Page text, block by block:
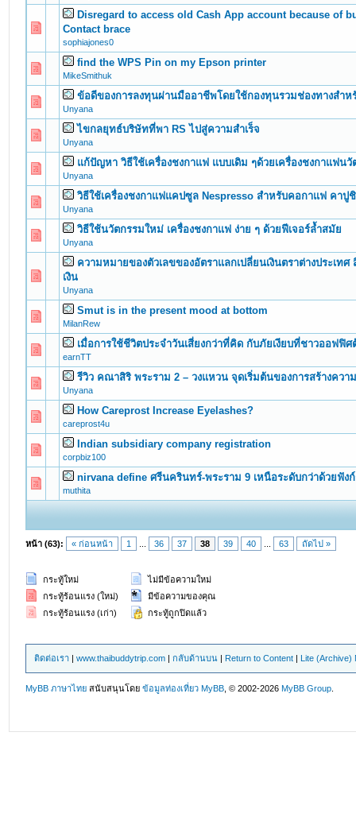
Disregard to access old Cash App account because of
Contact brace
sophiajones0
0 Vote(s) - 0 out of 5 in Average
find the WPS Pin on my Epson printer
MikeSmithuk
0 Vote(s) - 0 out of 5 in Average
12345
ข้อดีของการลงทุนผ่านมืออาชีพโดยใช้กองทุนรวมช่องทางสำห
Unyana
0 Vote(s) - 0 out of 5 in Average
123 45
ไขกลยุทธ์บริษัทที่พา RS ไปสู่ความสำเร็จ
Unyana
0 Vote(s) - 0 out of 5 in Average
123 45
แก้ปัญหา วิธีใช้เครื่องชงกาแฟ แบบเดิม ๆด้วยเครื่องชงกาแฟน
Unyana
0 Vote(s) - 0 out of 5 in Average
1234 5
วิธีใช้เครื่องชงกาแฟแคปซูล Nespresso สำหรับคอกาแฟ คาปู
Unyana
0 Vote(s) - 0 out of 5 in Average
12345
วิธีใช้นวัตกรรมใหม่ เครื่องชงกาแฟ ง่าย ๆ ด้วยฟีเจอร์ล้ำสมัย
Unyana
0 Vote(s) - 0 out of 5 in Average
123 45
ความหมายของตัวเลขของอัตราแลกเปลี่ยนเงินตราต่างประเท
เงิน
Unyana
0 Vote(s) - 0 out of 5 in Average
Smut is in the present mood at bottom
MilanRew
0 Vote(s) - 0 out of 5 in Average
12345
เมื่อการใช้ชีวิตประจำวันเสี่ยงกว่าที่คิด กับภัยเงียบที่ชาวออฟฟิศ
earnTT
0 Vote(s) - 0 out of 5 in Average
123 4 5
รีวิว คณาสิริ พระราม 2 – วงแหวน จุดเริ่มต้นของการสร้างคว
Unyana
0 Vote(s) - 0 out of 5 in Average
1 2 34 5
How Careprost Increase Eyelashes?
careprost4u
0 Vote(s) - 0 out of 5 in Average
12345
Indian subsidiary company registration
corpbiz100
0 Vote(s) - 0 out of 5 in Average
12345
nirvana define ศรีนครินทร์-พระราม 9 เหนือระดับกว่าด้วยฟัง
muthita
0 Vote(s) - 0 out of 5 in Average
12345
หน้า (63): « ก่อนหน้า 1 36 37 38 39 40 63 ถัดไป »
กระทู้ใหม่
กระทู้ร้อนแรง (ใหม่)
กระทู้ร้อนแรง (เก่า)
ไม่มีข้อความใหม่
มีข้อความของคุณ
กระทู้ถูกปิดแล้ว
ติดต่อเรา |www.thaibuddytrip.com |กลับด้านบน | Return to Content | Lite (Archive)
MyBB ภาษาไทย สนับสนุนโดยข้อมูลท่องเที่ยว MyBB , © 2002-2026MyBB Group